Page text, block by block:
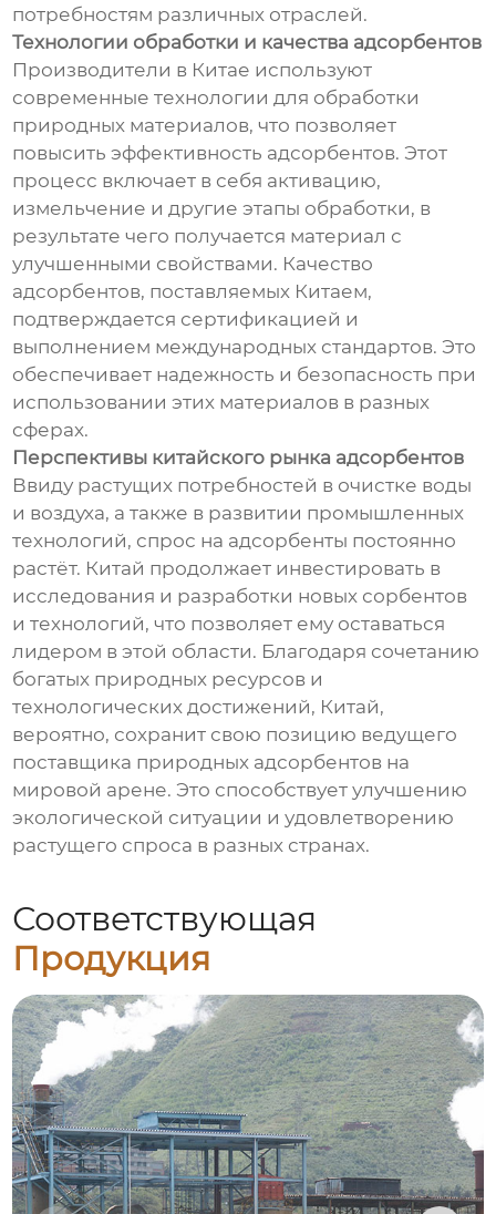
потребностям различных отраслей.
Технологии обработки и качества адсорбентов
Производители в Китае используют
современные технологии для обработки
природных материалов, что позволяет
повысить эффективность адсорбентов. Этот
процесс включает в себя активацию,
измельчение и другие этапы обработки, в
результате чего получается материал с
улучшенными свойствами. Качество
адсорбентов, поставляемых Китаем,
подтверждается сертификацией и
выполнением международных стандартов. Это
обеспечивает надежность и безопасность при
использовании этих материалов в разных
сферах.
Перспективы китайского рынка адсорбентов
Ввиду растущих потребностей в очистке воды
и воздуха, а также в развитии промышленных
технологий, спрос на адсорбенты постоянно
растёт. Китай продолжает инвестировать в
исследования и разработки новых сорбентов
и технологий, что позволяет ему оставаться
лидером в этой области. Благодаря сочетанию
богатых природных ресурсов и
технологических достижений, Китай,
вероятно, сохранит свою позицию ведущего
поставщика природных адсорбентов на
мировой арене. Это способствует улучшению
экологической ситуации и удовлетворению
растущего спроса в разных странах.
Соответствующая
Продукция